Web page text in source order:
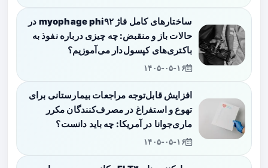
ساختارهای کامل فاژ myophage phi۹۲ در
حالات باز و منقبض: چه چیزی درباره نفوذ به
باکتری‌های کپسول‌دار می‌آموزیم؟
۱۴۰۵-۰۵-۱۶
افزایش قابل‌توجه مراجعات بیمارستانی برای
تهوع و استفراغ در مصرف‌کنندگان مکرر
ماری‌جوانا در آمریکا: چه باید دانست؟
۱۴۰۵-۰۵-۱۶